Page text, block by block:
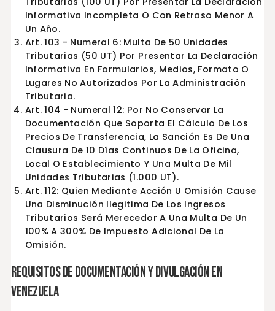
incumplimiento de las obligaciones en materia de precios de transferencia,
las cuales encontramos:
Art. 103 - Numeral 1: Sanción De Clausura De 10
Días Continuos De La Oficina, Local O
Establecimiento Y Una Multa De 150 Unidades
Tributarias Para Aquellos Contribuyentes Que
Presenten La Declaración Informativa O La
Presenten Con Un Retraso Mayor A Un Año.
Art. 103 - Numeral 3: Multa De 100 Unidades
Tributarias (100 UT) Por Presentar La
Informativa Incompleta O Con Retraso Menor
Un Año.
Art. 103 - Numeral 6: Multa De 50 Unidades
Tributarias (50 UT) Por Presentar La
Informativa En Formularios, Medios, Formato
Lugares No Autorizados Por La Administración
Art. 104 - Numeral 12: Por No Conservar La
Documentación Que Soporta El Cálculo De Los
Precios De Transferencia, La Sanción Es De